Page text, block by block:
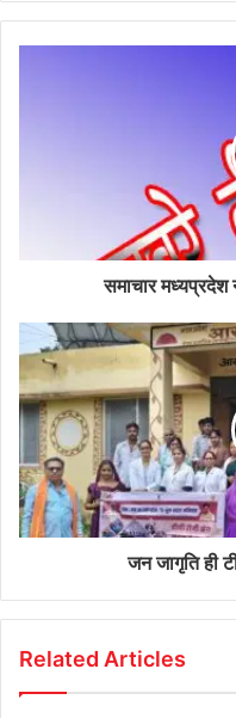
समाचार
जन जागृति ही
Related Articles